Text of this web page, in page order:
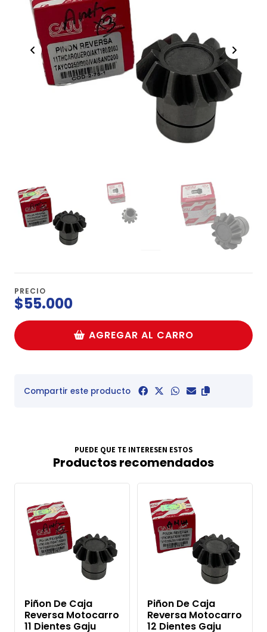
PRECIO
$55.000
AGREGAR AL CARRO
Compartir este producto
PUEDE QUE TE INTERESEN ESTOS
Productos recomendados
Piñon De Caja
Reversa Motocarro
11 Dientes Gaju
Piñon De Caja
Reversa Motocarro
12 Dientes Gaju